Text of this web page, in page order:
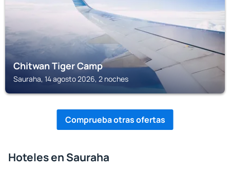
Chitwan Tiger Camp
Sauraha, 14 agosto 2026, 2 noches
Comprueba otras ofertas
Hoteles en Sauraha